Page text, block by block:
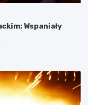
Wspaniały